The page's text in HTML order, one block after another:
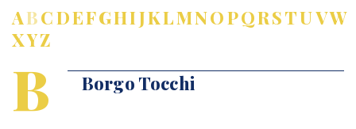
ABCDEFGHIJKLMNOPQRSTUVW
XYZ
B Borgo Tocchi